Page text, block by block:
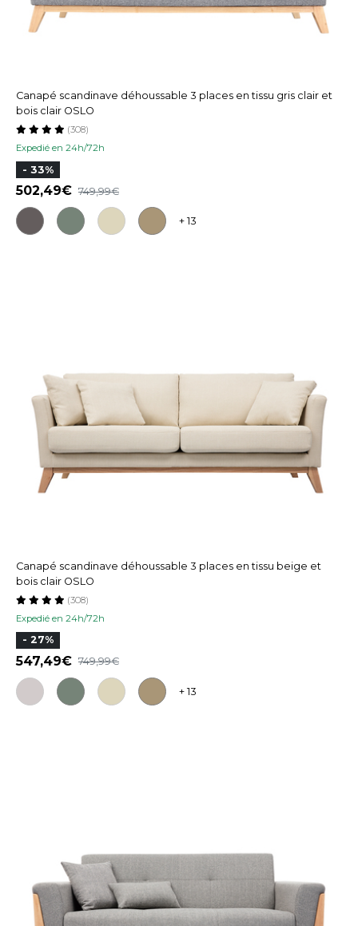
Canapé scandinave déhoussable 3 places en tissu gris clair et
bois clair OSLO
Expedié en 24h/72h
(308)
- 33%
502,49 749,99
+ 13
Canapé scandinave déhoussable 3 places en tissu beige et
bois clair OSLO
Expedié en 24h/72h
(308)
- 27%
547,49 749,99
+ 13